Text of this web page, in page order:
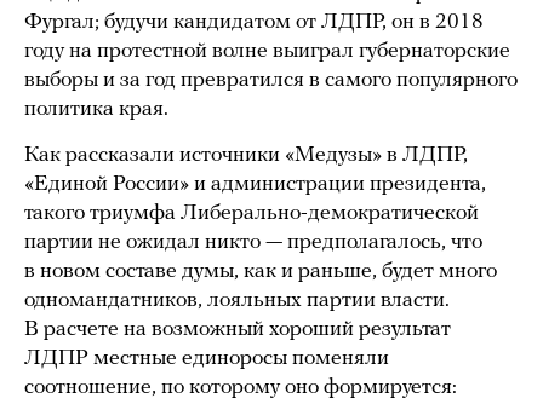
Фургал; будучи кандидатом от ЛДПР, он в 2018
году на протестной волне выиграл губернаторские
выборы и за год превратился в самого популярного
политика края.
Как рассказали источники «Медузы» в ЛДПР,
«Единой России» и администрации президента,
такого триумфа Либерально-демократической
партии не ожидал никто — предполагалось, что
в новом составе думы, как и раньше, будет много
одномандатников, лояльных партии власти.
В расчете на возможный хороший результат
ЛДПР местные единоросы поменяли
соотношение, по которому оно формируется: